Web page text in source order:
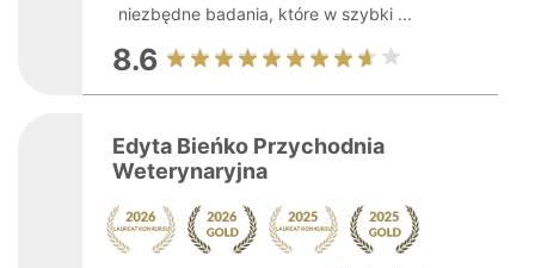
niezbędne badania, które w szybki ...
8.6
Edyta Bieńko Przychodnia
Weterynaryjna